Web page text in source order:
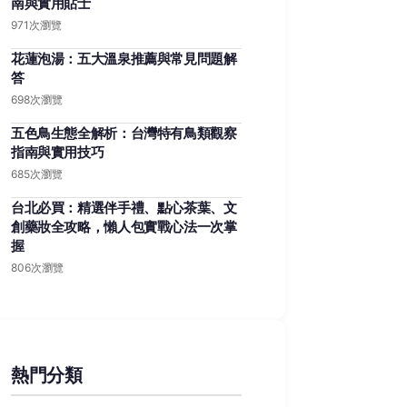
971次瀏覽
花蓮泡湯：五大溫泉推薦與常見問題解
答
698次瀏覽
五色鳥生態全解析：台灣特有鳥類觀察
指南與實用技巧
685次瀏覽
台北必買：精選伴手禮、點心茶葉、文
創藥妝全攻略，懶人包實戰心法一次掌
握
806次瀏覽
熱門分類